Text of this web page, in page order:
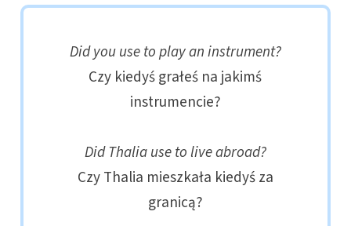
Did you use to play an instrument?
Czy kiedyś grałeś na jakimś
instrumencie?
Did Thalia use to live abroad?
Czy Thalia mieszkała kiedyś za
granicą?